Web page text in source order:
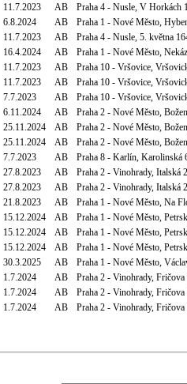
11.7.2023 AB Praha 4 - Nusle, V Horkách
6.8.2024 AB Praha 1 - Nové Město,
11.7.2023 AB Praha 4 - Nusle, 5. května
16.4.2024 AB Praha 1 - Nové Město,
11.7.2023 AB Praha 10 - Vršovice,
11.7.2023 AB Praha 10 - Vršovice,
7.7.2023 AB Praha 10 - Vršovice,
6.11.2024 AB Praha 2 - Nové Město,
25.11.2024 AB Praha 2 - Nové Město,
25.11.2024 AB Praha 2 - Nové Město,
7.7.2023 AB Praha 8 - Karlín, Karolinská
27.8.2023 AB Praha 2 - Vinohrady, Italská
27.8.2023 AB Praha 2 - Vinohrady,
21.8.2023 AB Praha 1 - Nové Město, Na
15.12.2024 AB Praha 1 - Nové Město,
15.12.2024 AB Praha 1 - Nové Město,
15.12.2024 AB Praha 1 - Nové Město,
30.3.2025 AB Praha 1 - Nové Město,
1.7.2024 AB Praha 2 - Vinohrady,
1.7.2024 AB Praha 2 - Vinohrady,
1.7.2024 AB Praha 2 - Vinohrady,